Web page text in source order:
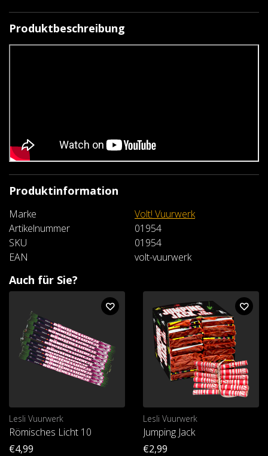
Produktbeschreibung
Produktinformation
Marke
Volt! Vuurwerk
Artikelnummer
01954
SKU
01954
EAN
volt-vuurwerk
Auch für Sie?
Lesli Vuurwerk
Römisches Licht 10
€4,99
Lesli Vuurwerk
Jumping Jack
€2,99